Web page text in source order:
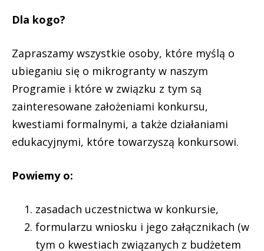
Dla kogo?
Zapraszamy wszystkie osoby, które myślą o
ubieganiu się o mikrogranty w naszym
Programie i które w związku z tym są
zainteresowane założeniami konkursu,
kwestiami formalnymi, a także działaniami
edukacyjnymi, które towarzyszą konkursowi.
Powiemy o:
zasadach uczestnictwa w konkursie,
formularzu wniosku i jego załącznikach (w
tym o kwestiach związanych z budżetem